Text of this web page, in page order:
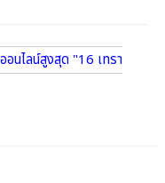
อนไลน์สูงสุด "16 เทรา